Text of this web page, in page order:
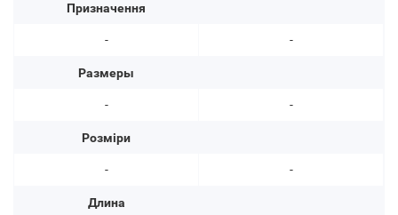
Призначення
-
Размеры
-
Розміри
-
Длина
-
-
-